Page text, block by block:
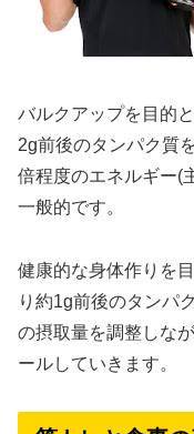
バルクアップを目的
2g前後のタンパク質
倍程度のエネルギー(
一般的です。
健康的な身体作りを
り約1g前後のタンパ
の摂取量を調整しな
ールしていきます。